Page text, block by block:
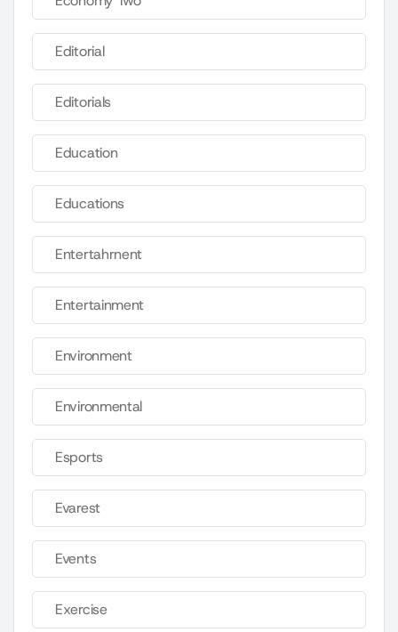
Editorial
Editorials
Education
Educations
Entertahrnent
Entertainment
Environment
Environmental
Esports
Evarest
Events
Exercise